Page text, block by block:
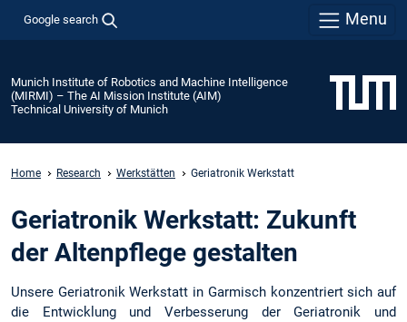
Google search Menu
Munich Institute of Robotics and Machine Intelligence
(MIRMI) – The AI Mission Institute (AIM)
Technical University of Munich
Home Research Werkstätten Geriatronik Werkstatt
Geriatronik Werkstatt: Zukunft
der Altenpflege gestalten
Unsere Geriatronik Werkstatt in Garmisch konzentriert sich auf
die Entwicklung und Verbesserung der Geriatronik und